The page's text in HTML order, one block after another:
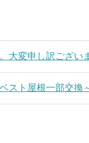
大変申し訳ござい
スト屋根一部交換